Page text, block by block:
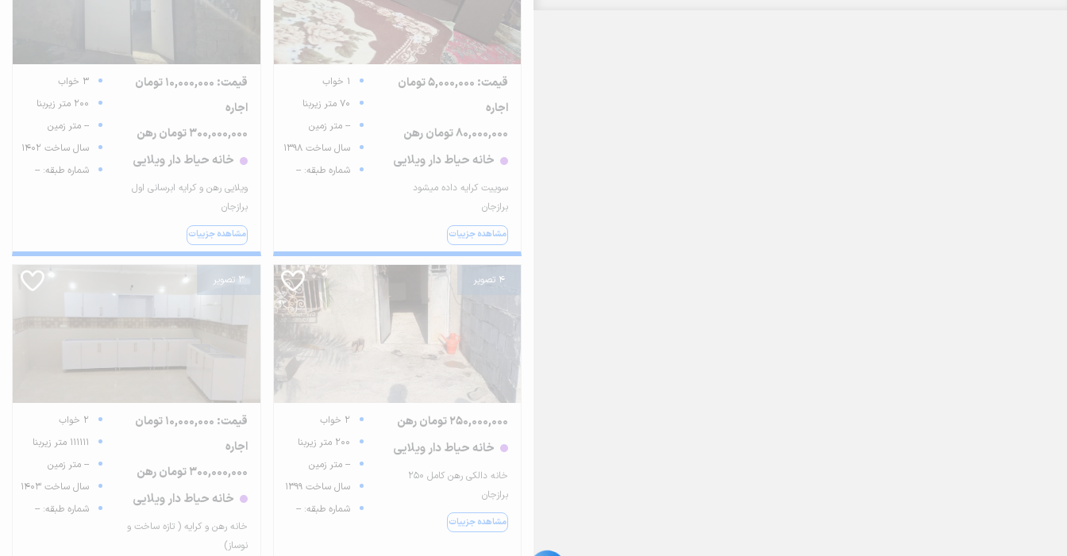
قیمت: 5,000,000 تومان
اجاره
80,000,000 تومان رهن
خانه حیاط دار ویلایی
سوییت کرایه داده میشود
برازجان
مشاهده جزییات
1 خواب
70 متر زیربنا
-- متر زمین
سال ساخت 1398
شماره طبقه: --
قیمت: 10,000,000 تومان
اجاره
300,000,000 تومان رهن
خانه حیاط دار ویلایی
ویلایی رهن و کرایه ابرسانی اول
برازجان
مشاهده جزییات
3 خواب
200 متر زیربنا
-- متر زمین
سال ساخت 1402
شماره طبقه: --
4 تصویر
250,000,000 تومان رهن
خانه حیاط دار ویلایی
خانه دالکی رهن کامل ۲۵۰
برازجان
مشاهده جزییات
2 خواب
200 متر زیربنا
-- متر زمین
سال ساخت 1399
شماره طبقه: --
3 تصویر
قیمت: 10,000,000 تومان
اجاره
300,000,000 تومان رهن
خانه حیاط دار ویلایی
خانه رهن و کرایه ( تازه ساخت و
نوساز)
2 خواب
111111 متر زیربنا
-- متر زمین
سال ساخت 1403
شماره طبقه: --